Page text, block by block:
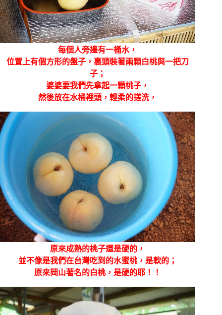
每個人旁邊有一桶水，
位置上有個方形的盤子，裏頭裝著兩顆白桃與一把刀
子；
婆婆要我們先拿起一顆桃子，
然後放在水桶裡頭，輕柔的搓洗，
原來成熟的桃子還是硬的，
並不像是我們在台灣吃到的水蜜桃，是軟的；
原來岡山著名的白桃，是硬的耶！！